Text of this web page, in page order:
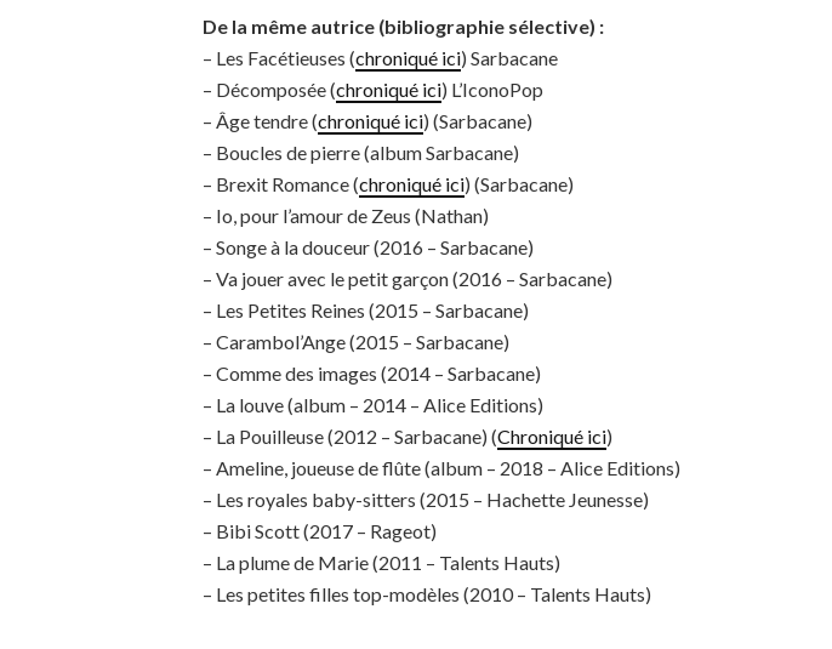
De la même autrice (bibliographie sélective) :
– Les Facétieuses (chroniqué ici) Sarbacane
– Décomposée (chroniqué ici) L’IconoPop
– Âge tendre (chroniqué ici) (Sarbacane)
– Boucles de pierre (album Sarbacane)
– Brexit Romance (chroniqué ici) (Sarbacane)
– Io, pour l’amour de Zeus (Nathan)
– Songe à la douceur (2016 – Sarbacane)
– Va jouer avec le petit garçon (2016 – Sarbacane)
– Les Petites Reines (2015 – Sarbacane)
– Carambol’Ange (2015 – Sarbacane)
– Comme des images (2014 – Sarbacane)
– La louve (album – 2014 – Alice Editions)
– La Pouilleuse (2012 – Sarbacane) (Chroniqué ici)
– Ameline, joueuse de flûte (album – 2018 – Alice Editions)
– Les royales baby-sitters (2015 – Hachette Jeunesse)
– Bibi Scott (2017 – Rageot)
– La plume de Marie (2011 – Talents Hauts)
– Les petites filles top-modèles (2010 – Talents Hauts)